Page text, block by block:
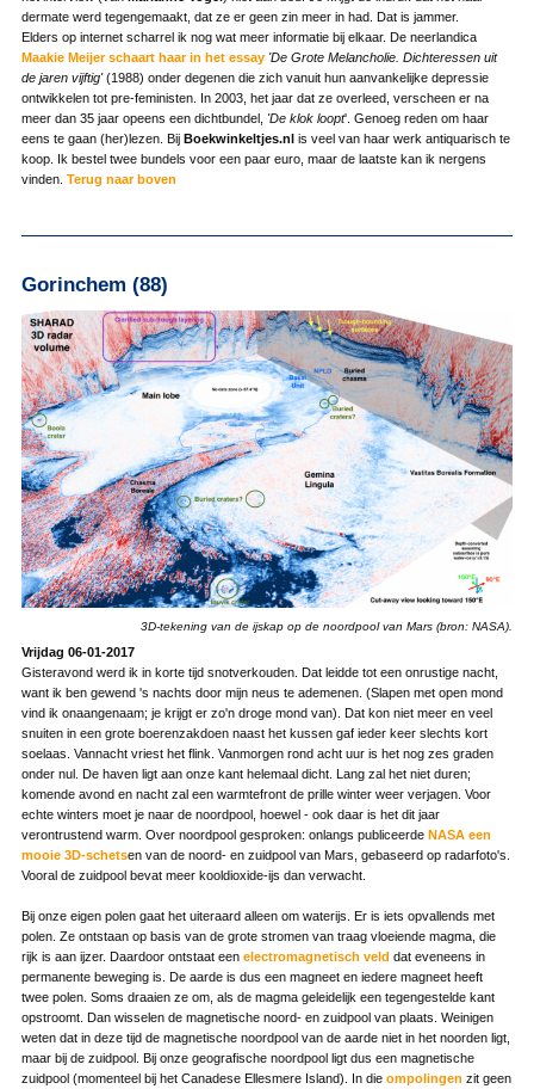
dermate werd tegengemaakt, dat ze er geen zin meer in had. Dat is jammer.
Elders op internet scharrel ik nog wat meer informatie bij elkaar. De neerlandica
Maakie Meijer schaart haar in het essay 'De Grote Melancholie. Dichteressen uit
de jaren vijftig'(1988) onder degenen die zich vanuit hun aanvankelijke depressie
ontwikkelen tot pre-feministen. In 2003, het jaar dat ze overleed, verscheen er na
meer dan 35 jaar opeens een dichtbundel, 'De klok loopt'. Genoeg reden om haar
eens te gaan (her)lezen. Bij Boekwinkeltjes.nlis veel van haar werk antiquarisch te
koop. Ik bestel twee bundels voor een paar euro, maar de laatste kan ik nergens
vinden. Terug naar boven
Gorinchem (88)
3D-tekening van de ijskap op de noordpool van Mars (bron: NASA).
Vrijdag 06-01-2017
Gisteravond werd ik in korte tijd snotverkouden. Dat leidde tot een onrustige nacht,
want ik ben gewend 's nachts door mijn neus te ademenen. (Slapen met open mond
vind ik onaangenaam; je krijgt er zo'n droge mond van). Dat kon niet meer en veel
snuiten in een grote boerenzakdoen naast het kussen gaf ieder keer slechts kort
soelaas. Vannacht vriest het flink. Vanmorgen rond acht uur is het nog zes graden
onder nul. De haven ligt aan onze kant helemaal dicht. Lang zal het niet duren;
komende avond en nacht zal een warmtefront de prille winter weer verjagen. Voor
echte winters moet je naar de noordpool, hoewel - ook daar is het dit jaar
verontrustend warm. Over noordpool gesproken: onlangs publiceerde NASA een
mooie 3D-schetsen van de noord- en zuidpool van Mars, gebaseerd op radarfoto's.
Vooral de zuidpool bevat meer kooldioxide-ijs dan verwacht.
Bij onze eigen polen gaat het uiteraard alleen om waterijs. Er is iets opvallends met
polen. Ze ontstaan op basis van de grote stromen van traag vloeiende magma, die
rijk is aan ijzer. Daardoor ontstaat een electromagnetisch veld dat eveneens in
permanente beweging is. De aarde is dus een magneet en iedere magneet heeft
twee polen. Soms draaien ze om, als de magma geleidelijk een tegengestelde kant
opstroomt. Dan wisselen de magnetische noord- en zuidpool van plaats. Weinigen
weten dat in deze tijd de magnetische noordpool van de aarde niet in het noorden ligt,
maar bij de zuidpool. Bij onze geografische noordpool ligt dus een magnetische
zuidpool (momenteel bij het Canadese Ellesmere Island). In dieompolingen zit geen